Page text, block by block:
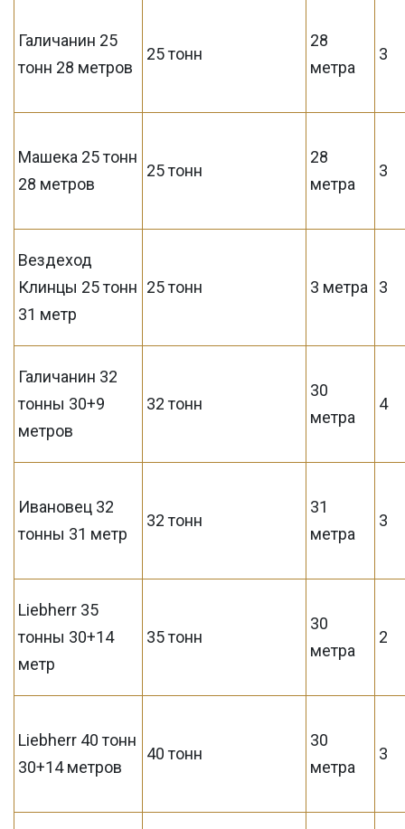
Галичанин 25
тонн 28 метров
25 тонн
28
метра
3
Машека 25 тонн
28 метров
25 тонн
28
метра
3
Вездеход
Клинцы 25 тонн
31 метр
25 тонн 3 метра 3
Галичанин 32
тонны 30+9
метров
32 тонн
30
метра
4
Ивановец 32
тонны 31 метр
32 тонн
31
метра
3
Liebherr 35
тонны 30+14
метр
35 тонн
30
метра
2
Liebherr 40 тонн
30+14 метров
40 тонн
30
метра
3